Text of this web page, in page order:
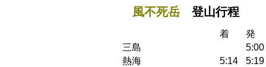
風不死岳登山行程
着
発
三島
5:00
熱海
5:14
5:19